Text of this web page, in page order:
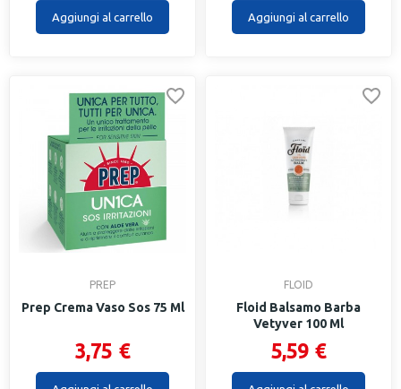
Aggiungi al carrello Aggiungi al carrello
PREP
Prep Crema Vaso Sos 75 Ml
3,75 €
FLOID
Floid Balsamo Barba
Vetyver 100 Ml
5,59 €